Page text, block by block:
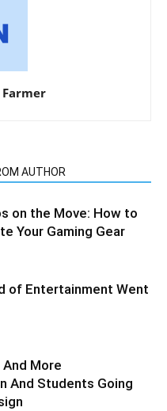
AUTHOR
on the Move: How to
Your Gaming Gear
of Entertainment Went
More
And Students Going